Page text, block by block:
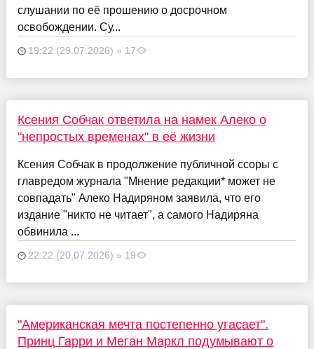
слушании по её прошению о досрочном
освобождении. Су...
19:22 (29.07.2026) » 17
Ксения Собчак ответила на намек Алеко о
"непростых временах" в её жизни
Ксения Собчак в продолжение публичной ссоры с
главредом журнала "Мнение редакции* может не
совпадать" Алеко Надиряном заявила, что его
издание "никто не читает", а самого Надиряна
обвинила ...
22:22 (20.07.2026) » 19
"Американская мечта постепенно угасает".
Принц Гарри и Меган Маркл подумывают о